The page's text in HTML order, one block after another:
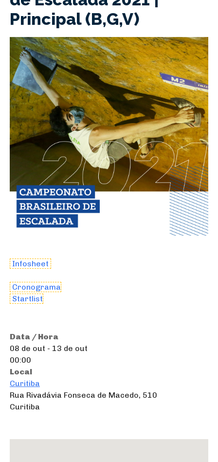
Principal (B,G,V)
Infosheet
Cronograma
Startlist
Data / Hora
08 de out - 13 de out
00:00
Local
Curitiba
Rua Rivadávia Fonseca de Macedo, 510
Curitiba